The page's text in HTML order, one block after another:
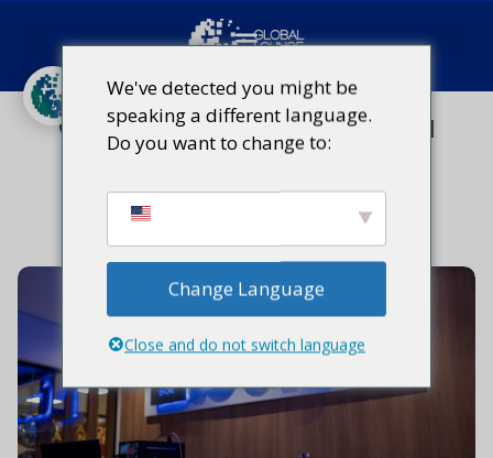
Red mundial de salas VIP
Qué hacer durante una
escala
22 de octubre de 2025
We've detected you might be
speaking a different language.
Do you want to change to:
Change Language
Close and do not switch language